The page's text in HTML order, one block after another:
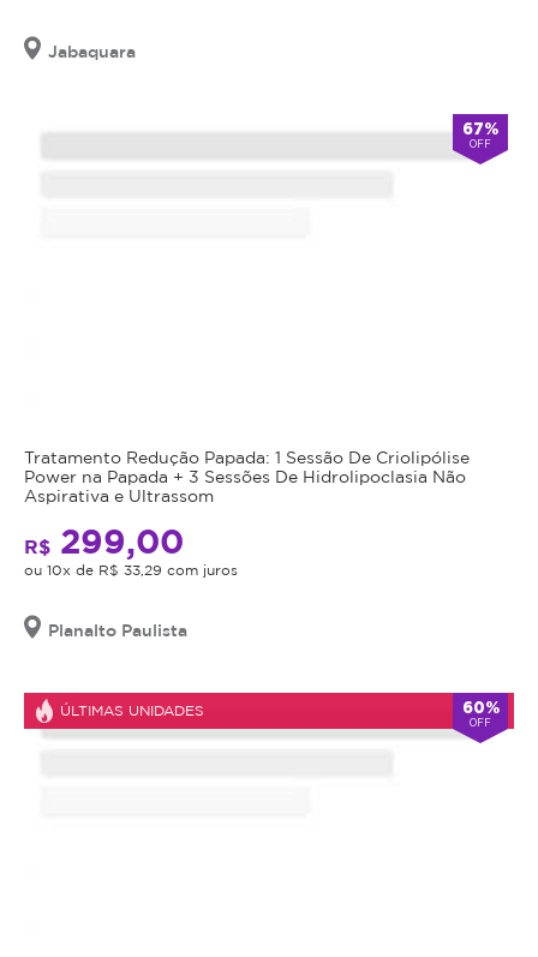
Jabaquara
67%
OFF
Tratamento Redução Papada: 1 Sessão De Criolipólise
Power na Papada + 3 Sessões De Hidrolipoclasia Não
Aspirativa e Ultrassom
R$ 299,00
ou 10x de R$ 33,29 com juros
Planalto Paulista
ÚLTIMAS UNIDADES 60%
OFF